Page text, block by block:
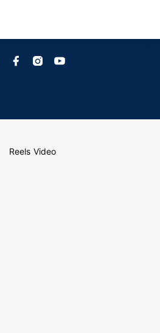
Reels Video